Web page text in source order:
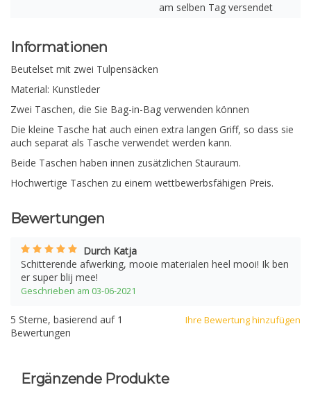
am selben Tag versendet
Informationen
Beutelset mit zwei Tulpensäcken
Material: Kunstleder
Zwei Taschen, die Sie Bag-in-Bag verwenden können
Die kleine Tasche hat auch einen extra langen Griff, so dass sie
auch separat als Tasche verwendet werden kann.
Beide Taschen haben innen zusätzlichen Stauraum.
Hochwertige Taschen zu einem wettbewerbsfähigen Preis.
Bewertungen
Durch Katja
Schitterende afwerking, mooie materialen heel mooi! Ik ben
er super blij mee!
Geschrieben am 03-06-2021
Ihre Bewertung hinzufügen
5 Sterne, basierend auf 1
Bewertungen
Ergänzende Produkte